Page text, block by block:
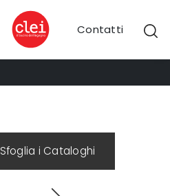
Contatti
Sfoglia i Cataloghi